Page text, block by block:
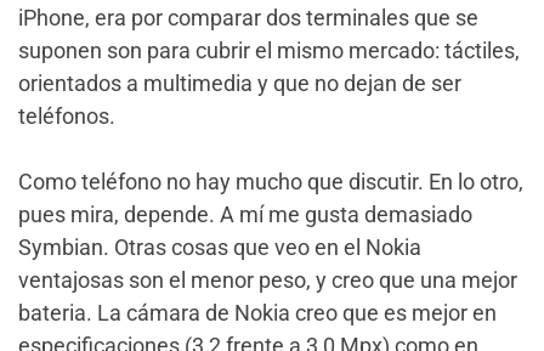
iPhone, era por comparar dos terminales que se
suponen son para cubrir el mismo mercado: táctiles,
orientados a multimedia y que no dejan de ser
teléfonos.
Como teléfono no hay mucho que discutir. En lo otro,
pues mira, depende. A mí me gusta demasiado
Symbian. Otras cosas que veo en el Nokia
ventajosas son el menor peso, y creo que una mejor
bateria. La cámara de Nokia creo que es mejor en